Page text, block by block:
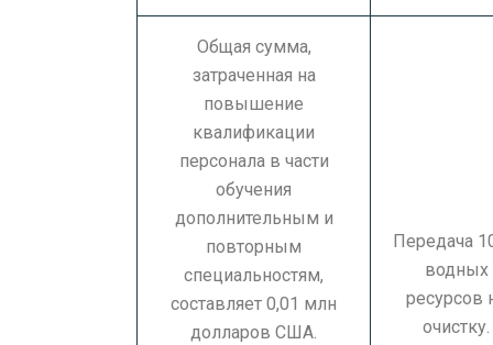
Общая сумма,
затраченная на
повышение
квалификации
персонала в части
обучения
дополнительным и
повторным
специальностям,
составляет 0,01 млн
долларов США.
Передача
водных
ресурсов
очистку.